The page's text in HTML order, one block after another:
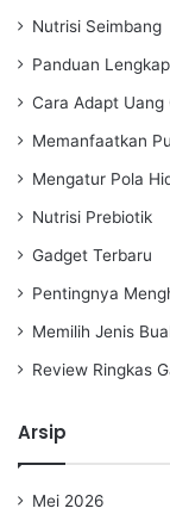
Nutrisi Seimbang
Panduan Lengkap
Cara Adapt Uang
Memanfaatkan
Mengatur Pola
Nutrisi Prebiotik
Gadget Terbaru
Pentingnya
Memilih Jenis
Review Ringkas
Arsip
Mei 2026